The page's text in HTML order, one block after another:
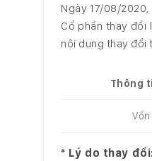
Ngày 17/08/
Cổ phần thay
nội dung thay đổi
Thông
* Lý do thay